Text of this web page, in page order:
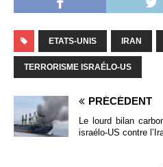
ETATS-UNIS IRAN
TERRORISME ISRAÉLO-US
PRÉCÉDENT
Le lourd bilan
israélo-US contre